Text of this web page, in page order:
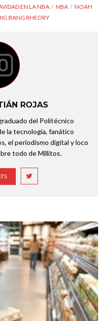
EN LA NBA NBA
NOAH
BANG RHEORY
ROJAS
del Politécnico
la tecnología, fanático
el periodismo digital y loco
todo de Millitos.